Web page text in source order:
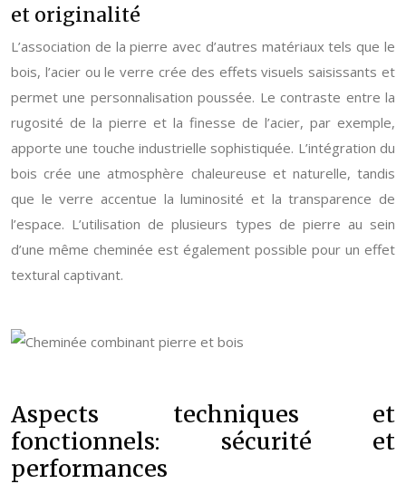
et originalité
L’association de la pierre avec d’autres matériaux tels que le
bois, l’acier ou le verre crée des effets visuels saisissants et
permet une personnalisation poussée. Le contraste entre la
rugosité de la pierre et la finesse de l’acier, par exemple,
apporte une touche industrielle sophistiquée. L’intégration du
bois crée une atmosphère chaleureuse et naturelle, tandis
que le verre accentue la luminosité et la transparence de
l’espace. L’utilisation de plusieurs types de pierre au sein
d’une même cheminée est également possible pour un effet
textural captivant.
Aspects techniques et
fonctionnels: sécurité et
performances